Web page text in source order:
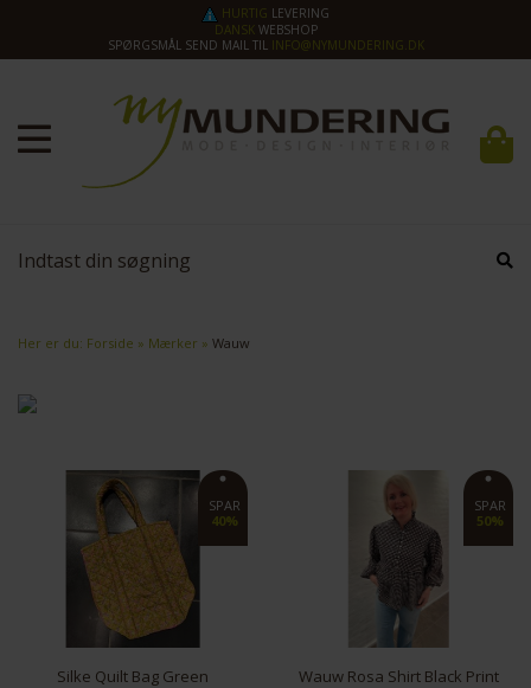
HURTIG LEVERING
DANSKWEBSHOP
SPØRGSMÅL SEND MAIL TIL INFO@NYMUNDERING.DK
Her er du: Forside » Mærker » Wauw
SPAR
40%
Silke Quilt Bag Green
SPAR
50%
Wauw Rosa Shirt Black Print